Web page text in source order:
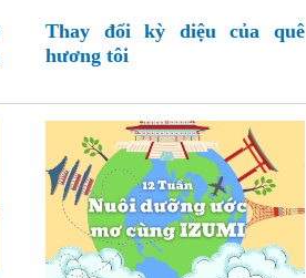
Thay đổi kỳ diệu của quê
hương tôi